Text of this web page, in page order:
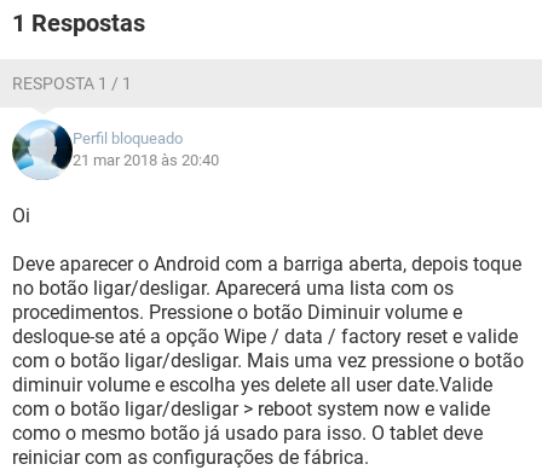
1 Respostas
RESPOSTA 1 / 1
Perfil bloqueado
21 mar 2018 às 20:40
Oi
Deve aparecer o Android com a barriga aberta, depois toque
no botão ligar/desligar. Aparecerá uma lista com os
procedimentos. Pressione o botão Diminuir volume e
desloque-se até a opção Wipe / data / factory reset e valide
com o botão ligar/desligar. Mais uma vez pressione o botão
diminuir volume e escolha yes delete all user date.Valide
com o botão ligar/desligar > reboot system now e valide
como o mesmo botão já usado para isso. O tablet deve
reiniciar com as configurações de fábrica.